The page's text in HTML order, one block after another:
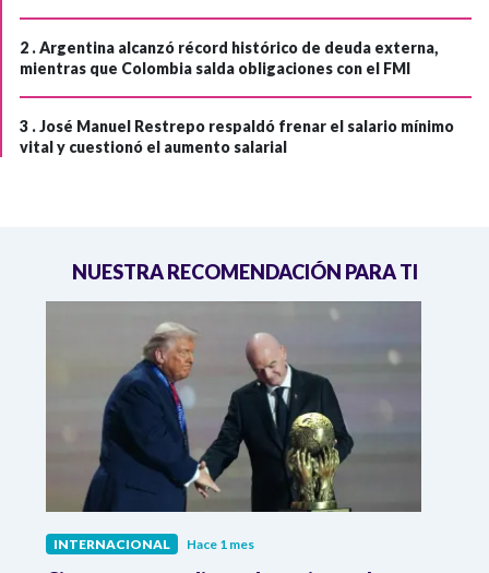
2 .Argentina alcanzó récord histórico de deuda externa,
mientras que Colombia salda obligaciones con el FMI
3 .José Manuel Restrepo respaldó frenar el salario mínimo
vital y cuestionó el aumento salarial
NUESTRA RECOMENDACIÓN PARA TI
INTERNACIONAL Hace 1 mes